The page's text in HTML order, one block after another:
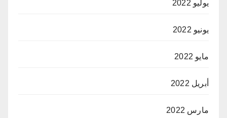
يوليو 2022
يونيو 2022
مايو 2022
أبريل 2022
مارس 2022